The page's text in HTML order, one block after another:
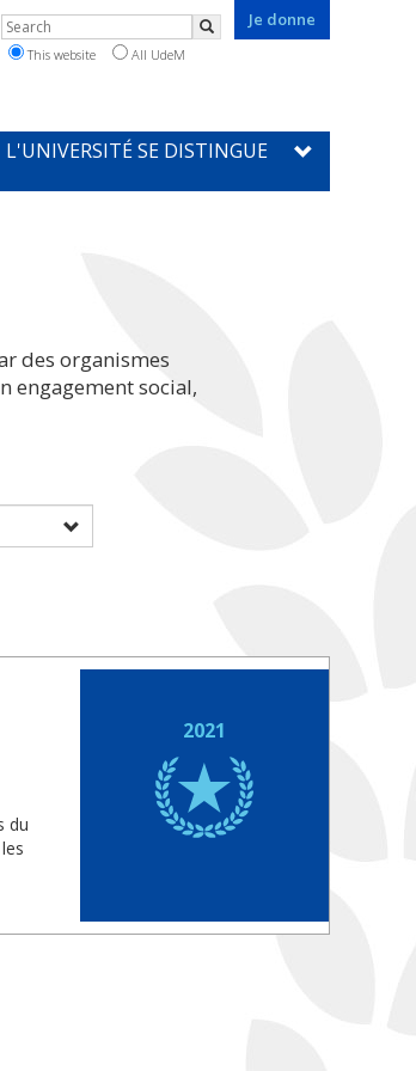
Je donne
Rechercher
Search
This website All UdeM
L'UNIVERSITÉ SE DISTINGUE
des organismes
engagement social,
du
2021